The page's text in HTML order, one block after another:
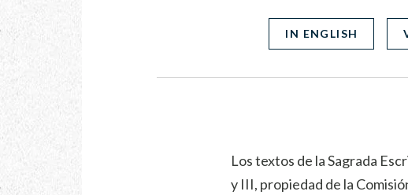
IN ENGLISH
Los textos de la Sagrada
y III, propiedad de la